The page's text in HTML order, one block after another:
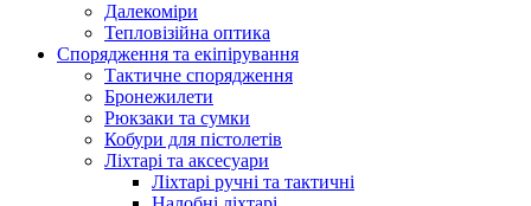
Далекоміри
Тепловізійна оптика
Спорядження та екіпірування
Тактичне спорядження
Бронежилети
Рюкзаки та сумки
Кобури для пістолетів
Ліхтарі та аксесуари
Ліхтарі ручні та тактичні